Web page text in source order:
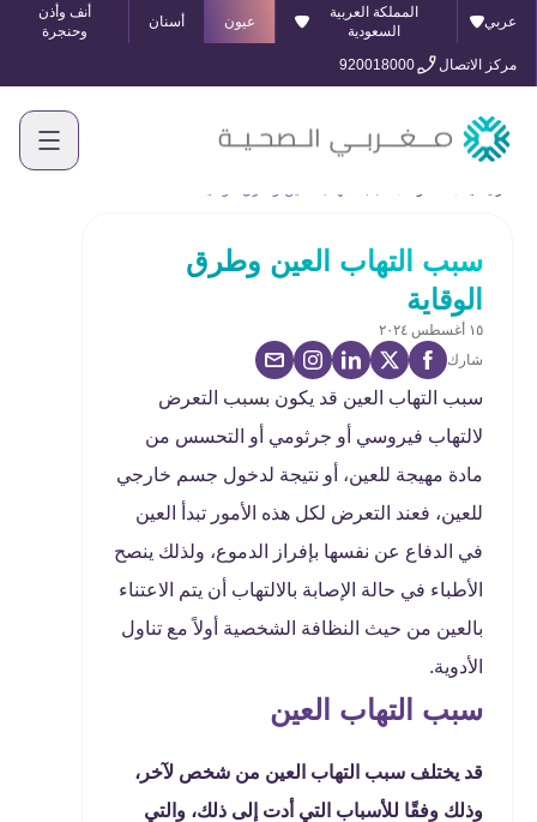
عربي
المملكة العربية
السعودية
عيون أسنان
أنف وأذن
وحنجرة
مركز الاتصال
920018000
سبب التهاب العين وطرق
الوقاية
١٥ أغسطس ٢٠٢٤
شارك
سبب التهاب العين قد يكون بسبب التعرض
لالتهاب فيروسي أو جرثومي أو التحسس من
مادة مهيجة للعين، أو نتيجة لدخول جسم خارجي
للعين، فعند التعرض لكل هذه الأمور تبدأ العين
في الدفاع عن نفسها بإفراز الدموع، ولذلك ينصح
الأطباء في حالة الإصابة بالالتهاب أن يتم الاعتناء
بالعين من حيث النظافة الشخصية أولاً مع تناول
الأدوية.
سبب التهاب العين
قد يختلف سبب التهاب العين من شخص لآخر،
وذلك وفقًا للأسباب التي أدت إلى ذلك، والتي